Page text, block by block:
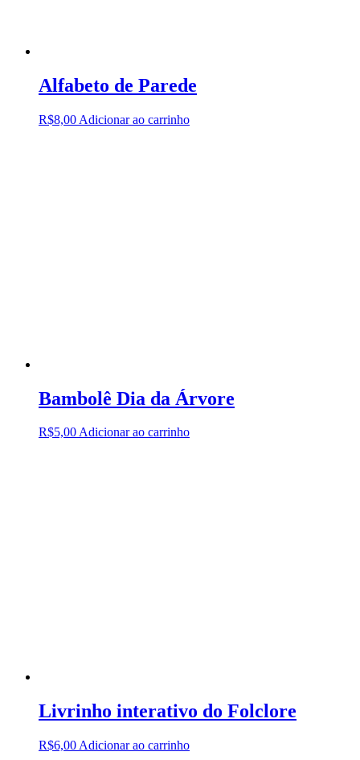
Alfabeto de Parede
R$8,00 Adicionar ao carrinho
Bambolê Dia da Árvore
R$5,00Adicionar ao carrinho
Livrinho interativo do Folclore
R$6,00 Adicionar ao carrinho